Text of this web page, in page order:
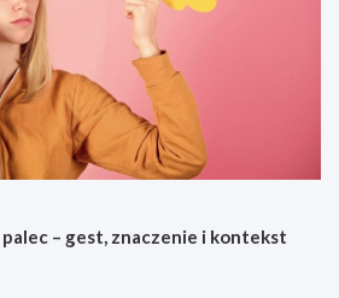
– gest, znaczenie i kontekst